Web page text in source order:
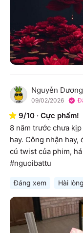
N Nguyễn
09/02/2026
9/10 · Cực phẩm!
8 năm trước chưa
hay. Công nhận
cú twist của phim,
#nguoibattu
Đáng xem Hài lòng